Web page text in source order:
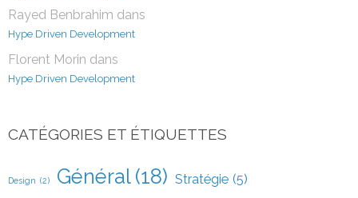
Rayed Benbrahim dans
Hype Driven Development
Florent Morin dans
Hype Driven Development
CATÉGORIES ET ÉTIQUETTES
Design (2) Général (18) Stratégie (5)